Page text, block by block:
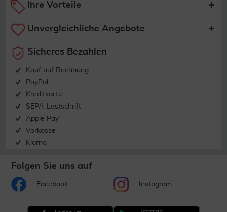
Ihre Vorteile
Unvergleichliche Angebote
Sicheres Bezahlen
Kauf auf Rechnung
PayPal
Kreditkarte
SEPA-Lastschrift
Apple Pay
Vorkasse
Klarna
Folgen Sie uns auf
Facebook Instagram